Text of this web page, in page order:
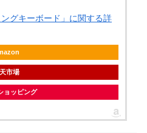
グキーボード」に関する詳
市場
ョッピング